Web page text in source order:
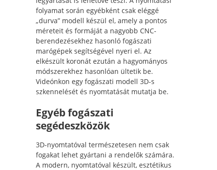
folyamat során egyébként csak eléggé
„durva” modell készül el, amely a pontos
méreteit és formáját a nagyobb CNC-
berendezésekhez hasonló fogászati
marógépek segítségével nyeri el. Az
elkészült koronát ezután a hagyományos
módszerekhez hasonlóan ültetik be.
Videónkon egy fogászati modell 3D-s
szkennelését és nyomtatását mutatja be.
Egyéb fogászati
segédeszközök
3D-nyomtatóval természetesen nem csak
fogakat lehet gyártani a rendelők számára.
A modern, nyomtatóval készült, esztétikus